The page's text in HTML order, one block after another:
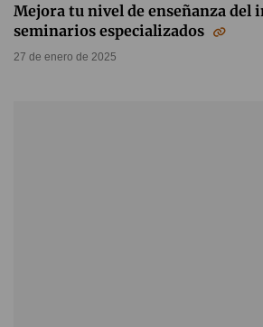
Mejora tu nivel de enseñanza del
seminarios especializados
27 de enero de 2025